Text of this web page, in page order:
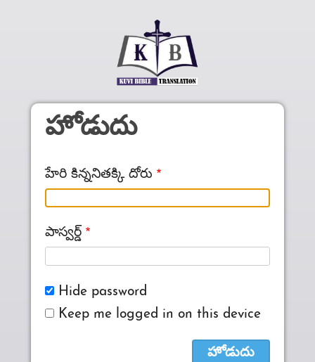
హోడుదు
హేరి కిన్ననితక్కి దోరు
పాస్వర్డ్‌
Hide password
Keep me logged in on this device